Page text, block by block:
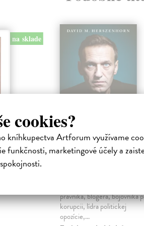
cookies?
kníhkupectva Artforum využívame
funkčnosti, marketingové účely a
na sklade
Disident: Alexej
Navaľnyj
právnika, blogera, bojovníka
korupcii, lídra politickej
opozície,...